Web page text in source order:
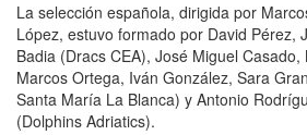
La selección española, dirigida por
López, estuvo formado por David Pérez,
Badia (Dracs CEA), José Miguel Casado,
Marcos Ortega, Iván González, Sara
Santa María La Blanca) y Antonio
(Dolphins Adriatics).